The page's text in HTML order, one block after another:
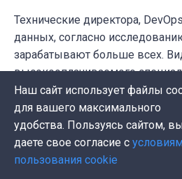
Технические директора,
данных, согласно
зарабатывают больше всех.
высокооплачиваемого
страны. Например, в Индии
имеют одни из самых высоких
европейских странах backend-
специалисты, работающие со
устройствами, являются
Наш сайт использует файлы
для вашего максимального
удобства. Пользуясь сайтом,
даете свое согласие с
пользования cookie